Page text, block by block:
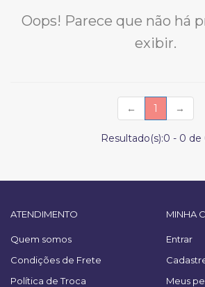
Oops! Parece que não há
exibir.
← 1 (current)
→
Resultado(s):0 - 0 de
ATENDIMENTO
Quem somos
Condições de Frete
Política de Troca
MINHA
Entrar
Meus